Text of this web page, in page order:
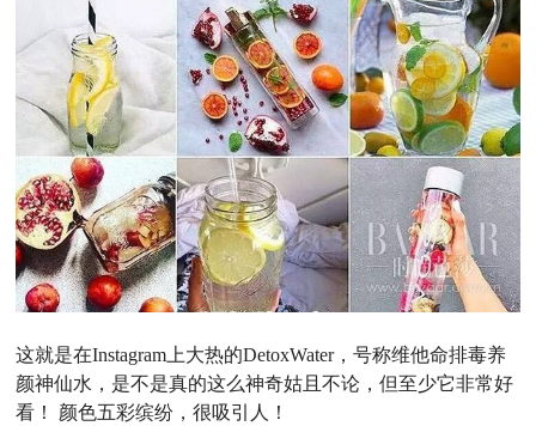
这就是在Instagram上大热的DetoxWater，号称维他命排毒养
颜神仙水，是不是真的这么神奇姑且不论，但至少它非常好
看！ 颜色五彩缤纷，很吸引人！